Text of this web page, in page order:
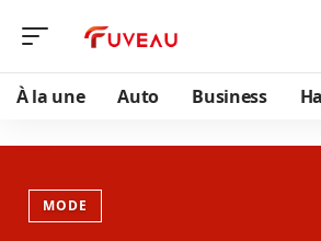
À la une Auto Business
MODE